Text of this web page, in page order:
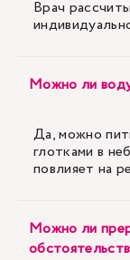
Врач
Можно ли
Да, можно
глотками в
повлияет на
Можно ли